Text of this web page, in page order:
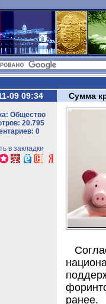
09 09:34
Общество
20.795
0
в закладки
Сумма
ранее.